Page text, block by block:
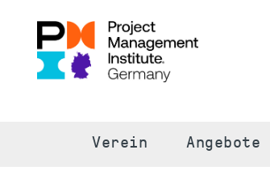
Verein Angebote